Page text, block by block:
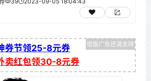
券节领25-8元券
卖红包领30-8元券